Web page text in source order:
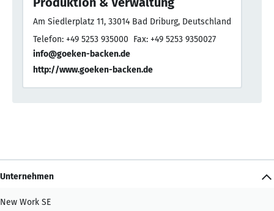
Am Siedlerplatz 11, 33014 Bad Driburg, Deutschland
Telefon: +49 5253 935000 Fax: +49 5253 9350027
info@goeken-backen.de
http://www.goeken-backen.de
Unternehmen
New Work SE